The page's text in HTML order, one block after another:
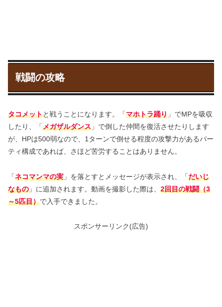
戦闘の攻略
タコメットと戦うことになります。「マホトラ踊り 」でMPを吸収
したり、「メガザルダンス 」で倒した仲間を復活させたりします
が、HPは500弱なので、1ターンで倒せる程度の攻撃力があるパー
ティ構成であれば、さほど苦労することはありません。
「ネコマンマの実 」を落とすとメッセージが表示され、「だいじ
なもの 」に追加されます。動画を撮影した際は、 2回目の戦闘（3
～5匹目）で入手できました。
スポンサーリンク(広告)